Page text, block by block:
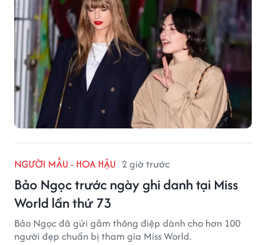
NGƯỜI MẪU - HOA HẬU 2 giờ trước
Bảo Ngọc trước ngày ghi danh tại Miss
World lần thứ 73
Bảo Ngọc đã gửi gắm thông điệp dành cho hơn 100
người đẹp chuẩn bị tham gia Miss World.